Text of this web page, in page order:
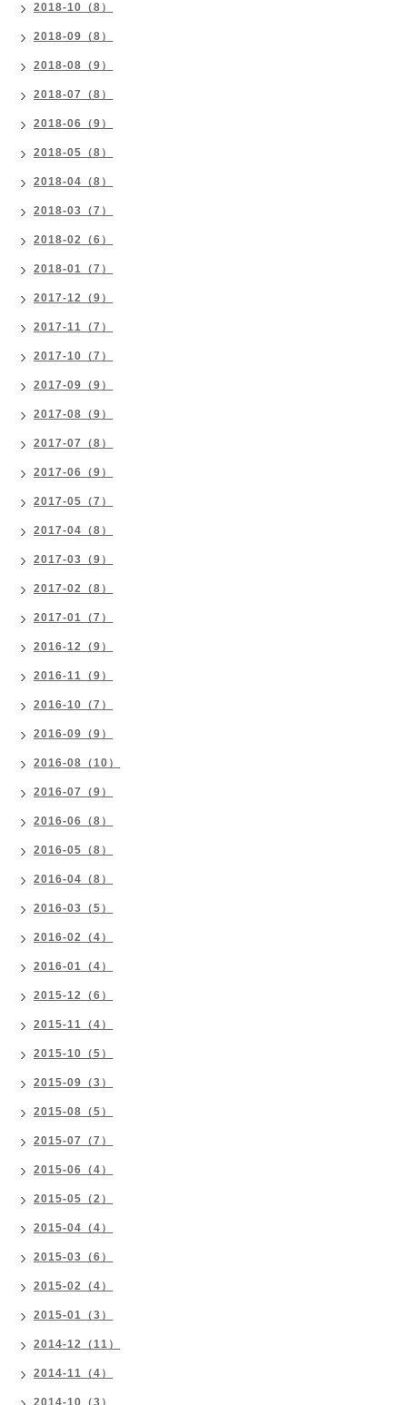
2018-10（8）
2018-09（8）
2018-08（9）
2018-07（8）
2018-06（9）
2018-05（8）
2018-04（8）
2018-03（7）
2018-02（6）
2018-01（7）
2017-12（9）
2017-11（7）
2017-10（7）
2017-09（9）
2017-08（9）
2017-07（8）
2017-06（9）
2017-05（7）
2017-04（8）
2017-03（9）
2017-02（8）
2017-01（7）
2016-12（9）
2016-11（9）
2016-10（7）
2016-09（9）
2016-08（10）
2016-07（9）
2016-06（8）
2016-05（8）
2016-04（8）
2016-03（5）
2016-02（4）
2016-01（4）
2015-12（6）
2015-11（4）
2015-10（5）
2015-09（3）
2015-08（5）
2015-07（7）
2015-06（4）
2015-05（2）
2015-04（4）
2015-03（6）
2015-02（4）
2015-01（3）
2014-12（11）
2014-11（4）
2014-10（3）